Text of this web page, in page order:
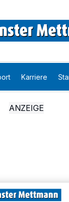
Karriere